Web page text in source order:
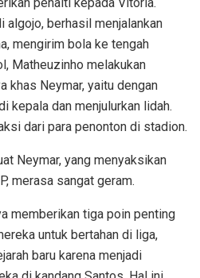
algojo, berhasil menjalankan
mengirim bola ke tengah
Matheuzinho melakukan
khas Neymar, yaitu dengan
kepala dan menjulurkan lidah.
dari para penonton di stadion.
Neymar, yang menyaksikan
merasa sangat geram.
memberikan tiga poin penting
untuk bertahan di liga,
baru karena menjadi